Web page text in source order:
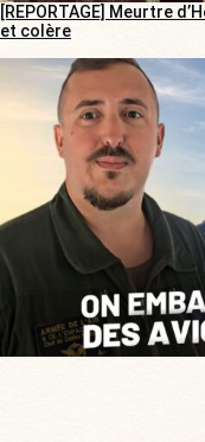
[REPORTAGE] Meurtre
et colère